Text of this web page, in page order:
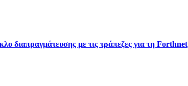
διαπραγμάτευσης με τις τράπεζες για τη Forthnet